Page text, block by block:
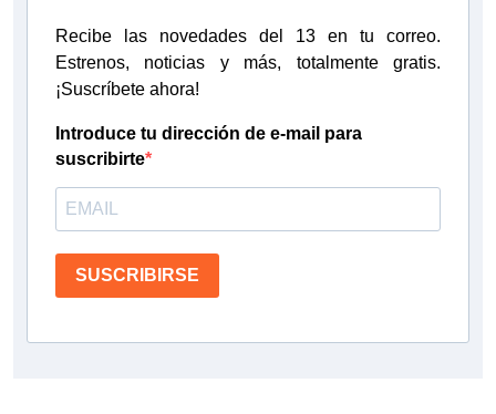
Recibe las novedades del 13 en tu correo.
Estrenos, noticias y más, totalmente gratis.
¡Suscríbete ahora!
Introduce tu dirección de e-mail para
suscribirte
SUSCRIBIRSE